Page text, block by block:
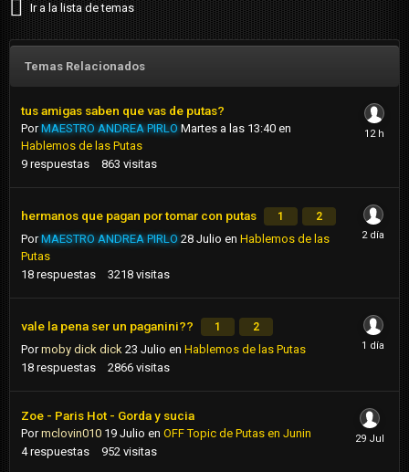
Ir a la lista de temas
Temas Relacionados
tus amigas saben que vas de putas?
PorMAESTRO ANDREA PIRLO Martes a las 13:40 en
Hablemos de las Putas
9 respuestas 863 visitas
hermanos que pagan por tomar con putas 1 2
PorMAESTRO ANDREA PIRLO 28 Julio en Hablemos de las
Putas
18 respuestas 3218 visitas
vale la pena ser un paganini?? 1 2
Pormoby dick dick 23 Julio en Hablemos de las Putas
18 respuestas 2866 visitas
Zoe - Paris Hot - Gorda y sucia
Pormclovin010 19 Julio en OFF Topic de Putas en Junin
4 respuestas 952 visitas